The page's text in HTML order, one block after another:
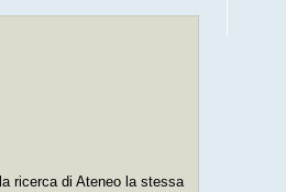
ricerca di Ateneo la stessa